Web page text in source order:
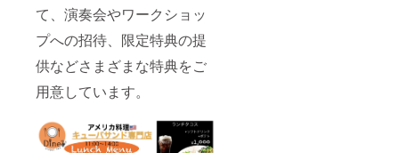
て、演奏会やワークショッ
プへの招待、限定特典の提
供などさまざまな特典をご
用意しています。